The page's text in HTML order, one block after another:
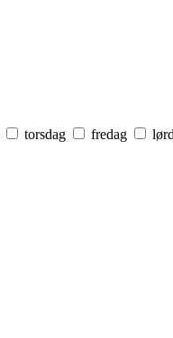
torsdag fredag